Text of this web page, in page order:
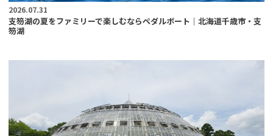
2026.07.31
支笏湖の夏をファミリーで楽しむならペダルボート｜北海道千歳市・支
笏湖